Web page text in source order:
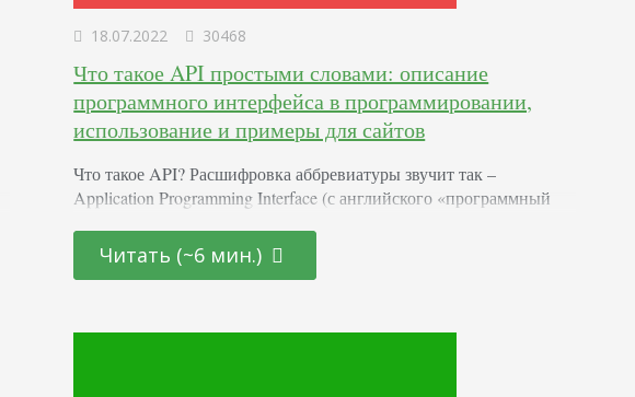
18.07.2022 30468
Что такое API простыми словами: описание
программного интерфейса в программировании,
использование и примеры для сайтов
Что такое API? Расшифровка аббревиатуры звучит так –
Application Programming Interface (с английского «программный
которыми одна компьютерная программа взаимодействует с
другой. Эти технологии используются практически везде – на
Читать (~6 мин.)